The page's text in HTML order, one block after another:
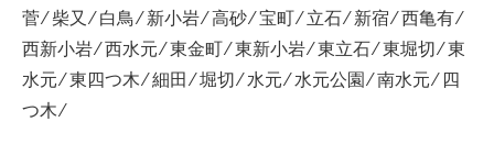
菅 ⁄ 柴又 ⁄ 白鳥 ⁄ 新小岩 ⁄ 高砂 ⁄ 宝町 ⁄ 立石 ⁄ 新宿 ⁄ 西亀有 ⁄
西新小岩 ⁄ 西水元 ⁄ 東金町 ⁄ 東新小岩 ⁄ 東立石 ⁄ 東堀切 ⁄ 東
水元 ⁄ 東四つ木 ⁄ 細田 ⁄ 堀切 ⁄ 水元 ⁄ 水元公園 ⁄ 南水元 ⁄ 四
つ木 ⁄